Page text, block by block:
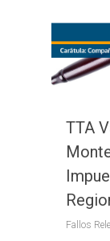
TTA
Fallos